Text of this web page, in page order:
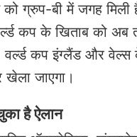
ग्रुप-बी में जगह मिली
कप के खिताब को अब
वर्ल्ड कप इंग्लैंड और
खेला जाएगा।
है ऐलान